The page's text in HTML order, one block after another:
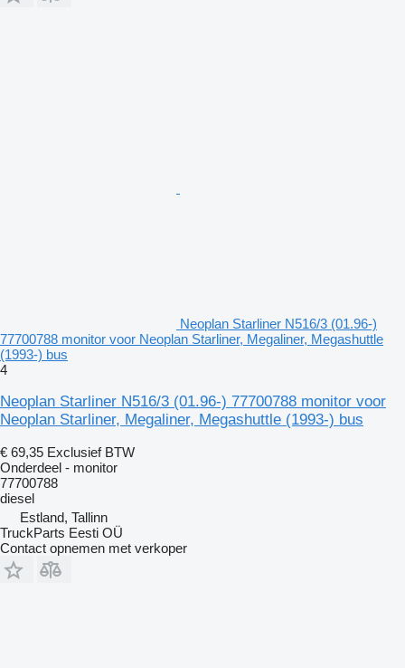
Neoplan Starliner N516/3 (01.96-)
77700788 monitor voor Neoplan Starliner, Megaliner, Megashuttle
(1993-) bus
4
Neoplan Starliner N516/3 (01.96-) 77700788 monitor voor
Neoplan Starliner, Megaliner, Megashuttle (1993-) bus
€ 69,35 Exclusief BTW
Onderdeel - monitor
77700788
diesel
Estland, Tallinn
TruckParts Eesti OÜ
Contact opnemen met verkoper